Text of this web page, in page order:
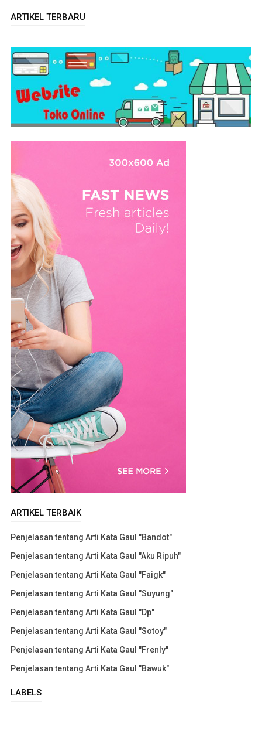
ARTIKEL TERBARU
ARTIKEL TERBAIK
Penjelasan tentang Arti Kata Gaul "Bandot"
Penjelasan tentang Arti Kata Gaul "Aku Ripuh"
Penjelasan tentang Arti Kata Gaul "Faigk"
Penjelasan tentang Arti Kata Gaul "Suyung"
Penjelasan tentang Arti Kata Gaul "Dp"
Penjelasan tentang Arti Kata Gaul "Sotoy"
Penjelasan tentang Arti Kata Gaul "Frenly"
Penjelasan tentang Arti Kata Gaul "Bawuk"
LABELS